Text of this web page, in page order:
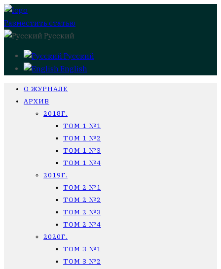
Разместить статью
Русский
Русский
English
О ЖУРНАЛЕ
АРХИВ
2018Г.
ТОМ 1 №1
ТОМ 1 №2
ТОМ 1 №3
ТОМ 1 №4
2019Г.
ТОМ 2 №1
ТОМ 2 №2
ТОМ 2 №3
ТОМ 2 №4
2020Г.
ТОМ 3 №1
ТОМ 3 №2